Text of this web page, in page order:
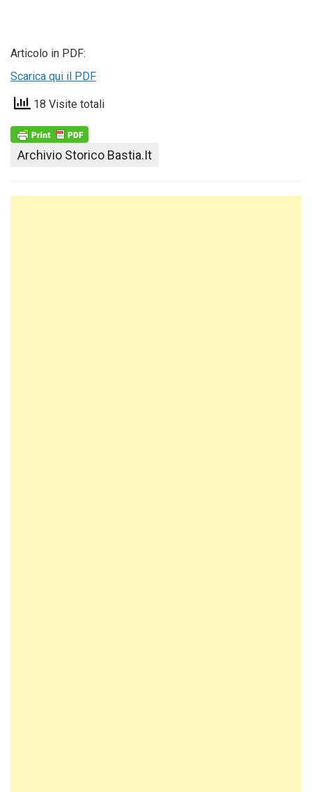
Articolo in PDF:
Scarica qui il PDF
18 Visite totali
Archivio Storico Bastia.it